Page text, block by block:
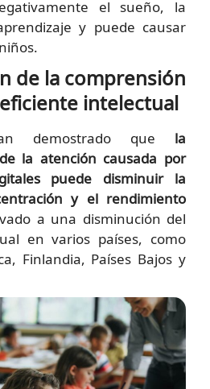
el sueño, la
y puede causar
de la comprensión
intelectual
demostrado que la
la atención causada por
puede disminuir la
y el rendimiento
a una disminución del
en varios países, como
Finlandia, Países Bajos y